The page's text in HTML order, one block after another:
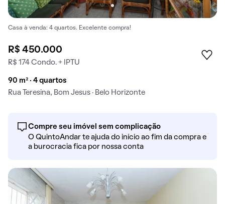
Casa à venda: 4 quartos. Excelente compra!
R$ 450.000
R$ 174 Condo. + IPTU
90 m² · 4 quartos
Rua Teresina, Bom Jesus · Belo Horizonte
Compre seu imóvel sem complicação
O QuintoAndar te ajuda do início ao fim da compra e
a burocracia fica por nossa conta